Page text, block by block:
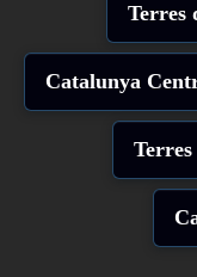
Terres
Catalunya